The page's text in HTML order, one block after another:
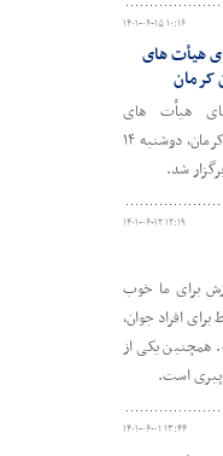
۱۴۰۱-۰۶-۱۵ ۱۰:۱۶
هیأت های
کرمان
هیأت های
پزشکی ورزشی استان کرمان، دوشنبه ۱۴
شد.
۱۴۰۱-۰۶-۱۲ ۱۲:۱۹
برای ما خوب
افراد جوان،
همچنین یکی از
پیری است.
۱۴۰۱-۰۶-۰۱ ۱۳:۴۴